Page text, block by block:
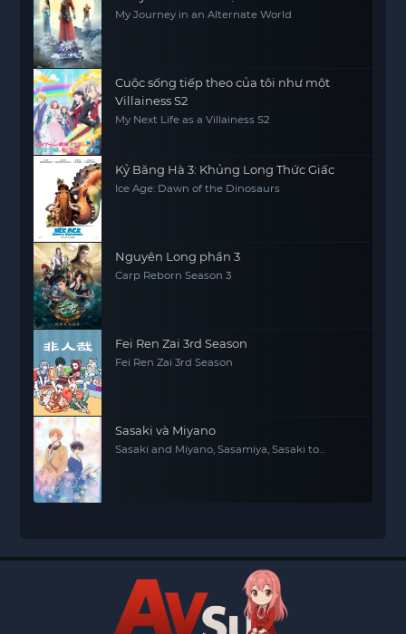
My Journey in an Alternate World
Cuộc sống tiếp theo của tôi như một
Villainess S2
My Next Life as a Villainess S2
Kỷ Băng Hà 3: Khủng Long Thức Giấc
Ice Age: Dawn of the Dinosaurs
Nguyên Long phần 3
Carp Reborn Season 3
Fei Ren Zai 3rd Season
Fei Ren Zai 3rd Season
Sasaki và Miyano
Sasaki and Miyano, Sasamiya, Sasaki to